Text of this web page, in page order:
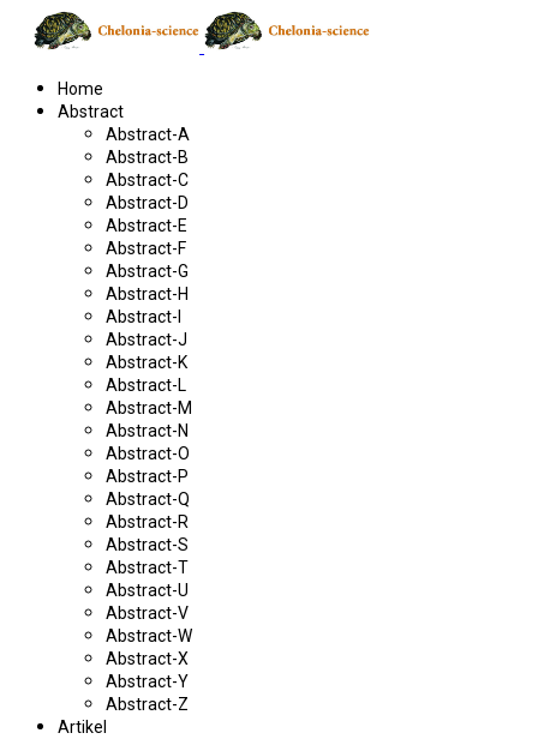
Home
Abstract
Abstract-A
Abstract-B
Abstract-C
Abstract-D
Abstract-E
Abstract-F
Abstract-G
Abstract-H
Abstract-I
Abstract-J
Abstract-K
Abstract-L
Abstract-M
Abstract-N
Abstract-O
Abstract-P
Abstract-Q
Abstract-R
Abstract-S
Abstract-T
Abstract-U
Abstract-V
Abstract-W
Abstract-X
Abstract-Y
Abstract-Z
Artikel